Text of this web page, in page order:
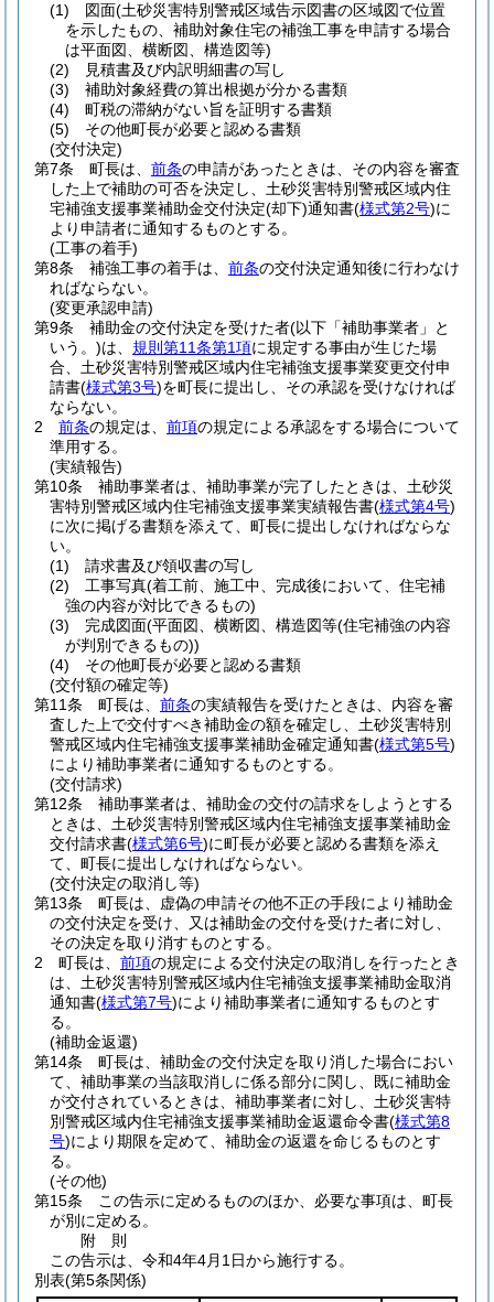
(1)
図面(土砂災害特別警戒区域告示図書の区域図で位置
を示したもの、補助対象住宅の補強工事を申請する場合
は平面図、横断図、構造図等)
(2)
見積書及び内訳明細書の写し
(3)
補助対象経費の算出根拠が分かる書類
(4)
町税の滞納がない旨を証明する書類
(5)
その他町長が必要と認める書類
(交付決定)
第7条
町長は、 前条の申請があったときは、その内容を審査
した上で補助の可否を決定し、土砂災害特別警戒区域内住
宅補強支援事業補助金交付決定(却下)通知書(様式第2号)に
より申請者に通知するものとする。
(工事の着手)
第8条
補強工事の着手は、 前条の交付決定通知後に行わなけ
ればならない。
(変更承認申請)
第9条
補助金の交付決定を受けた者(以下「補助事業者」と
いう。)は、 規則第11条第1項に規定する事由が生じた場
合、土砂災害特別警戒区域内住宅補強支援事業変更交付申
請書(様式第3号)を町長に提出し、その承認を受けなければ
ならない。
2
前条の規定は、 前項の規定による承認をする場合について
準用する。
(実績報告)
第10条
補助事業者は、補助事業が完了したときは、土砂災
害特別警戒区域内住宅補強支援事業実績報告書(様式第4号)
に次に掲げる書類を添えて、町長に提出しなければならな
い。
(1)
請求書及び領収書の写し
(2)
工事写真(着工前、施工中、完成後において、住宅補
強の内容が対比できるもの)
(3)
完成図面(平面図、横断図、構造図等(住宅補強の内容
が判別できるもの))
(4)
その他町長が必要と認める書類
(交付額の確定等)
第11条
町長は、 前条の実績報告を受けたときは、内容を審
査した上で交付すべき補助金の額を確定し、土砂災害特別
警戒区域内住宅補強支援事業補助金確定通知書(様式第5号)
により補助事業者に通知するものとする。
(交付請求)
第12条
補助事業者は、補助金の交付の請求をしようとする
ときは、土砂災害特別警戒区域内住宅補強支援事業補助金
交付請求書(様式第6号)に町長が必要と認める書類を添え
て、町長に提出しなければならない。
(交付決定の取消し等)
第13条
町長は、虚偽の申請その他不正の手段により補助金
の交付決定を受け、又は補助金の交付を受けた者に対し、
その決定を取り消すものとする。
2
町長は、 前項の規定による交付決定の取消しを行ったとき
は、土砂災害特別警戒区域内住宅補強支援事業補助金取消
通知書(様式第7号)により補助事業者に通知するものとす
る。
(補助金返還)
第14条
町長は、補助金の交付決定を取り消した場合におい
て、補助事業の当該取消しに係る部分に関し、既に補助金
が交付されているときは、補助事業者に対し、土砂災害特
別警戒区域内住宅補強支援事業補助金返還命令書(様式第8
号)により期限を定めて、補助金の返還を命じるものとす
る。
(その他)
第15条
この告示に定めるもののほか、必要な事項は、町長
が別に定める。
附 則
この告示は、令和4年4月1日から施行する。
別表(第5条関係)